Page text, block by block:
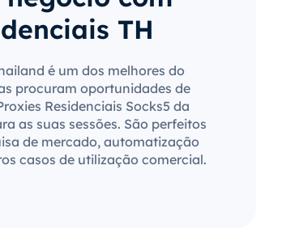
TH
é um dos melhores do
procuram oportunidades de
Residenciais Socks5 da
as suas sessões. São perfeitos
de mercado, automatização
casos de utilização comercial.